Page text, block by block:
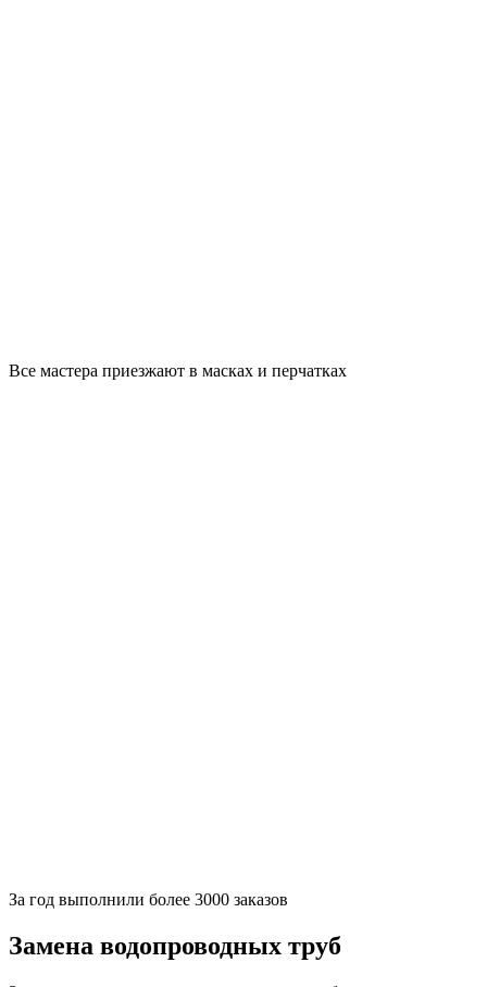
Все мастера приезжают в масках и перчатках
За год выполнили более 3000 заказов
Замена водопроводных труб